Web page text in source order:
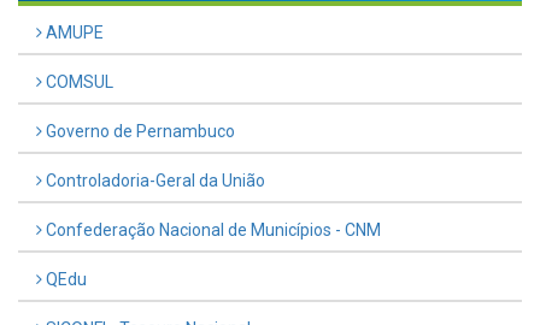
AMUPE
COMSUL
Governo de Pernambuco
Controladoria-Geral da União
Confederação Nacional de Municípios - CNM
QEdu